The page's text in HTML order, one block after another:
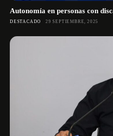
Autonomía en personas con
DESTACADO 29 SEPTIEMBRE, 2025